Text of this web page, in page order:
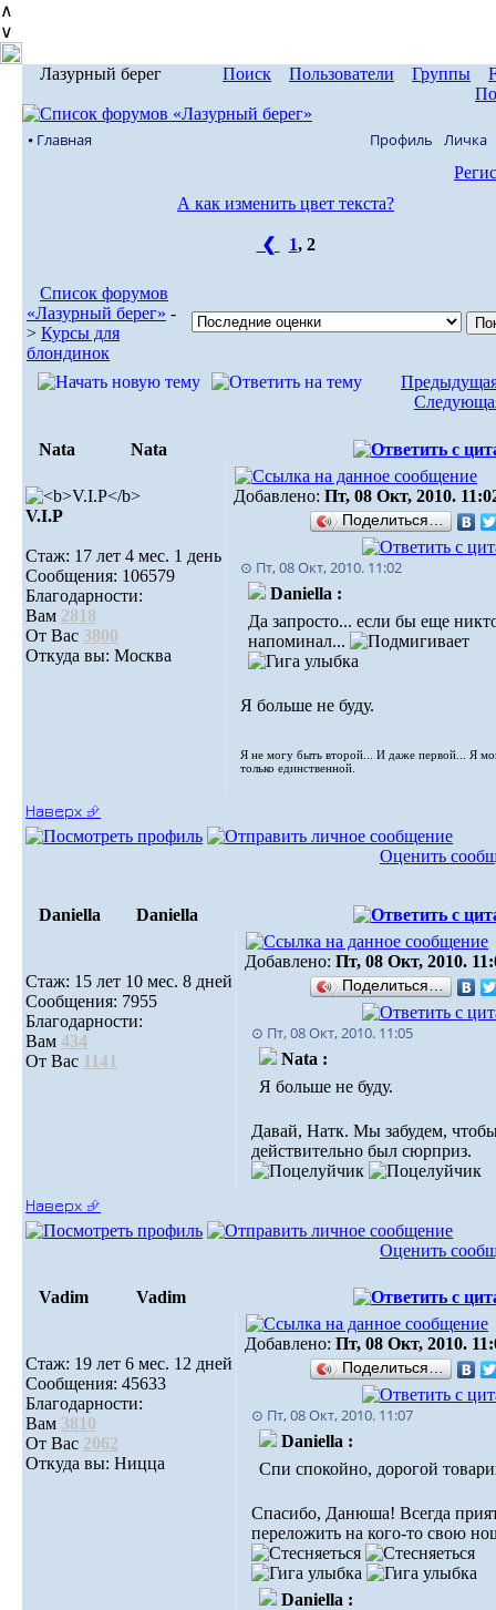
∧
∨
Лазурный берег Поиск Пользователи Группы
⦁ Главная Профиль Личка
А как изменить цвет текста?
❮ 1, 2
Список форумов
«Лазурный берег» -
> Курсы для
блондинок
Nata Nata
V.I.Р
Стаж: 17 лет 4 мес. 1 день
Сообщения: 106579
Благодарности:
Вам 2818
От Вас 3800
Откуда вы: Москва
Добавлено: Пт, 08 Окт, 2010.
Поделиться…
⊙ Пт, 08 Окт, 2010. 11:02
Daniella :
Да запросто... если бы еще
напоминал...
Я больше не буду.
Я не могу быть второй... И даже первой... Я
только единственной.
Наверх ⮵
Оценить
Daniella Daniella
Стаж: 15 лет 10 мес. 8 дней
Сообщения: 7955
Благодарности:
Вам 434
От Вас 1141
Добавлено: Пт, 08 Окт, 2010.
Поделиться…
⊙ Пт, 08 Окт, 2010. 11:05
Nata :
Я больше не буду.
Давай, Натк. Мы забудем,
действительно был сюрприз.
Наверх ⮵
Оценить
Vadim Vadim
Стаж: 19 лет 6 мес. 12 дней
Сообщения: 45633
Благодарности:
Вам 3810
От Вас 2062
Откуда вы: Ницца
Добавлено: Пт, 08 Окт, 2010.
Поделиться…
⊙ Пт, 08 Окт, 2010. 11:07
Daniella :
Спи спокойно, дорогой
Спасибо, Данюша! Всегда
переложить на кого-то свою
Daniella :